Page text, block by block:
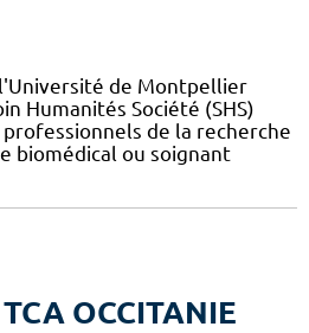
de Montpellier
Humanités Société (SHS)
de la recherche
biomédical ou soignant
OCCITANIE